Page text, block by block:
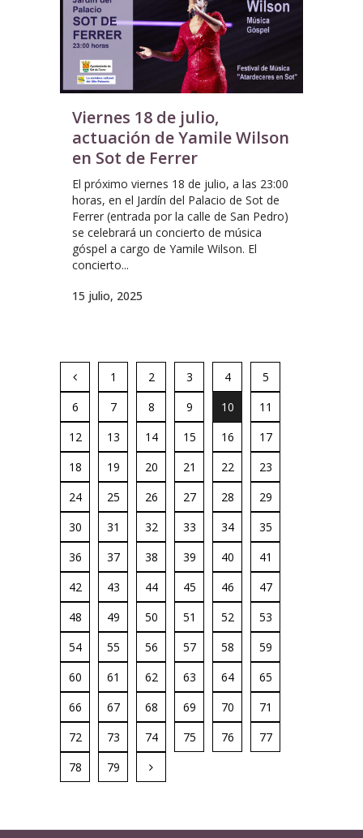
Viernes 18 de julio,
actuación de Yamile Wilson
en Sot de Ferrer
El próximo viernes 18 de julio, a las 23:00
horas, en el Jardín del Palacio de Sot de
Ferrer (entrada por la calle de San Pedro)
se celebrará un concierto de música
góspel a cargo de Yamile Wilson. El
concierto...
15 julio, 2025
1 2 3 4
5
6
7 8 9 10
11
12
13 14 15 16
17
18
19 20 21 22
23
24
25 26 27 28
29
30
31 32 33 34
35
36
37 38 39 40
41
42
43 44 45 46
47
48
49 50 51 52
53
54
55 56 57 58
59
60
61 62 63 64
65
66
67 68 69 70
71
72
73 74 75 76
77
78
79